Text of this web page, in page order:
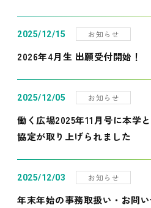
2025/12/15 お知らせ
2026年4月生 出願受付開始！
2025/12/05 お知らせ
働く広場2025年11月号に本学
協定が取り上げられました
2025/12/03 お知らせ
年末年始の事務取扱い・お問